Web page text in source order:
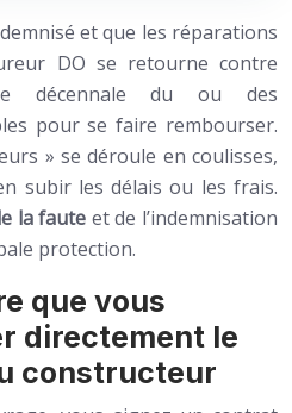
et que les réparations
DO se retourne contre
décennale du ou des
pour se faire rembourser.
» se déroule en coulisses,
subir les délais ou les frais.
la faute et de l’indemnisation
protection.
que vous
directement le
constructeur